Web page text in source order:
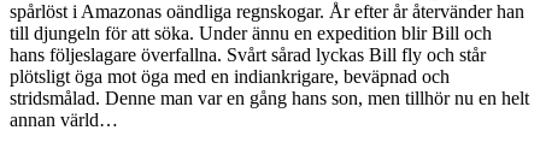
spårlöst i Amazonas oändliga regnskogar. År efter år återvänder han
till djungeln för att söka. Under ännu en expedition blir Bill och
hans följeslagare överfallna. Svårt sårad lyckas Bill fly och står
plötsligt öga mot öga med en indiankrigare, beväpnad och
stridsmålad. Denne man var en gång hans son, men tillhör nu en helt
annan värld…